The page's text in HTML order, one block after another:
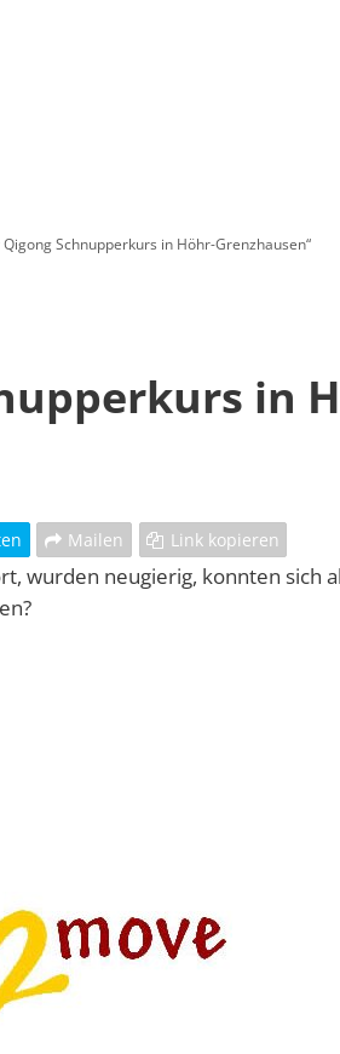
Schnupperkurs in Höhr-Grenzhausen“
in
Mailen Link kopieren
wurden neugierig, konnten sich